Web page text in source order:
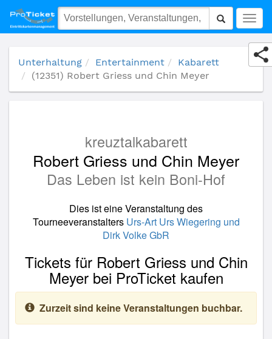
(12351) Robert Griess und Chin Meyer
Unterhaltung Entertainment
Kabarett
(12351) Robert Griess und Chin Meyer
kreuztalkabarett
Robert Griess und Chin Meyer
Das Leben ist kein Boni-Hof
Dies ist eine Veranstaltung des
Tourneeveranstalters Urs-Art Urs Wiegering und
Dirk Volke GbR
Tickets für Robert Griess und Chin
Meyer bei ProTicket kaufen
Zurzeit sind keine Veranstaltungen buchbar.